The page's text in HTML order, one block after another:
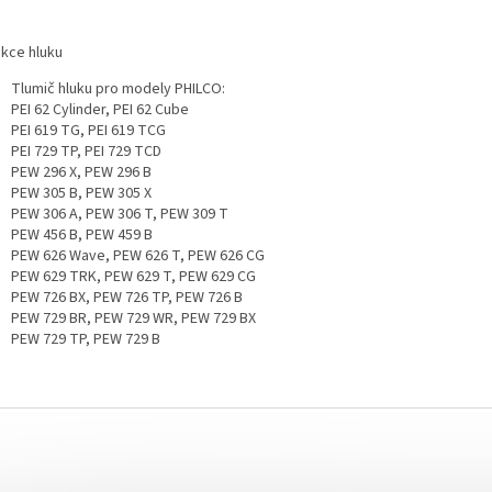
hluku
Tlumič hluku pro modely PHILCO:
PEI 62 Cylinder, PEI 62 Cube
PEI 619 TG, PEI 619 TCG
PEI 729 TP, PEI 729 TCD
PEW 296 X, PEW 296 B
PEW 305 B, PEW 305 X
PEW 306 A, PEW 306 T, PEW 309 T
PEW 456 B, PEW 459 B
PEW 626 Wave, PEW 626 T, PEW 626 CG
PEW 629 TRK, PEW 629 T, PEW 629 CG
PEW 726 BX, PEW 726 TP, PEW 726 B
PEW 729 BR, PEW 729 WR, PEW 729 BX
PEW 729 TP, PEW 729 B